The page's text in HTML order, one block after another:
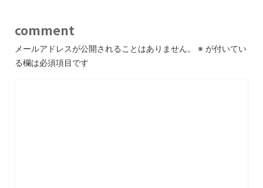
comment
メールアドレスが公開されることはありません。 ※ が付いてい
る欄は必須項目です